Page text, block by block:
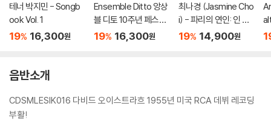
테너 박지민 - Songb
ook Vol. 1
19% 16,300원
Ensemble Ditto 앙상
블 디토 10주년 페스티
벌 라이브 앨범 (in Live
19% 16,300원
최나경 (Jasmine Cho
i) - 파리의 연인: 인 라
이브 [플루트 연주집]
19% 14,900원
음반소개
CDSMLESIK016 다비드 오이스트라흐 1955년 미국 RCA 데뷔 레코딩
부활!